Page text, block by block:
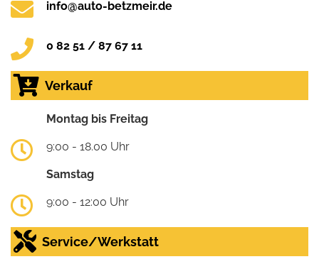
info@auto-betzmeir.de
0 82 51 / 87 67 11
Verkauf
Montag bis Freitag
9:00 - 18.00 Uhr
Samstag
9:00 - 12:00 Uhr
Service/Werkstatt